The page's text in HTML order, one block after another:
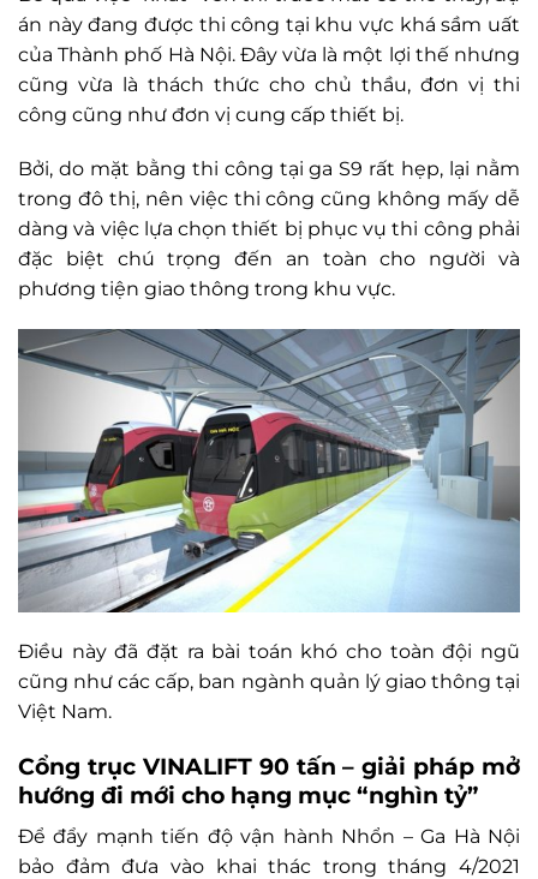
án này đang được thi công tại khu vực khá sầm uất
của Thành phố Hà Nội. Đây vừa là một lợi thế nhưng
cũng vừa là thách thức cho chủ thầu, đơn vị thi
công cũng như đơn vị cung cấp thiết bị.
Bởi, do mặt bằng thi công tại ga S9 rất hẹp, lại nằm
trong đô thị, nên việc thi công cũng không mấy dễ
dàng và việc lựa chọn thiết bị phục vụ thi công phải
đặc biệt chú trọng đến an toàn cho người và
phương tiện giao thông trong khu vực.
Điều này đã đặt ra bài toán khó cho toàn đội ngũ
cũng như các cấp, ban ngành quản lý giao thông tại
Việt Nam.
Cổng trục VINALIFT 90 tấn – giải pháp mở
hướng đi mới cho hạng mục “nghìn tỷ”
Để đẩy mạnh tiến độ vận hành Nhổn – Ga Hà Nội
bảo đảm đưa vào khai thác trong tháng 4/2021